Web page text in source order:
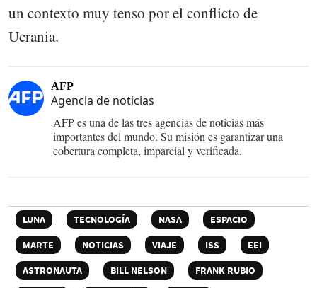
un contexto muy tenso por el conflicto de
Ucrania.
AFP
Agencia de noticias
AFP es una de las tres agencias de noticias más
importantes del mundo. Su misión es garantizar una
cobertura completa, imparcial y verificada.
LUNA TECNOLOGÍA NASA
ESPACIO
MARTE
NOTICIAS VIAJE ISS
EEI
ASTRONAUTA
BILL NELSON
FRANK RUBIO